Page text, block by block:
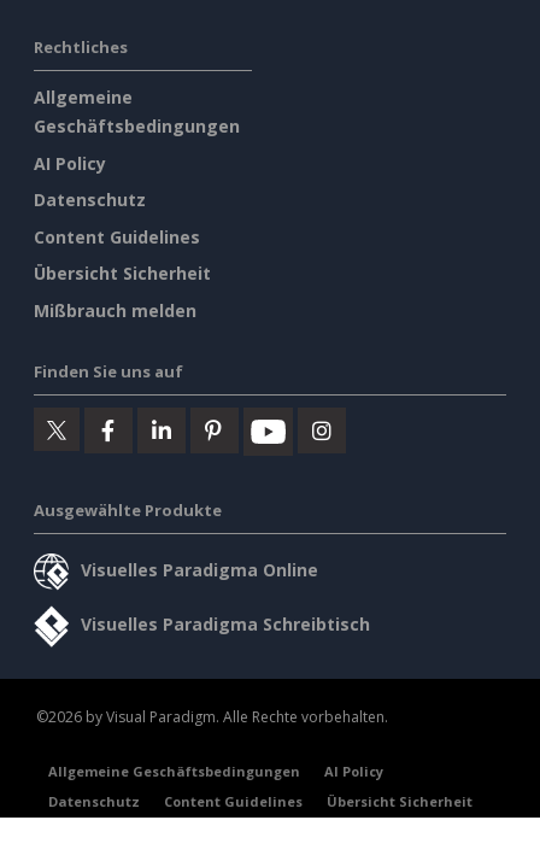
Rechtliches
Allgemeine
Geschäftsbedingungen
AI Policy
Datenschutz
Content Guidelines
Übersicht Sicherheit
Mißbrauch melden
Finden Sie uns auf
Ausgewählte Produkte
Visuelles Paradigma Online
Visuelles Paradigma Schreibtisch
©2026 by Visual Paradigm. Alle Rechte vorbehalten.
Allgemeine Geschäftsbedingungen
AI Policy
Datenschutz
Content Guidelines Übersicht Sicherheit